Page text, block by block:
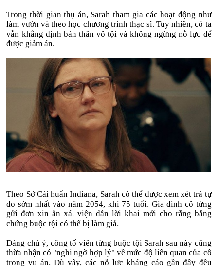
Trong thời gian thụ án, Sarah tham gia các hoạt động như
làm vườn và theo học chương trình thạc sĩ. Tuy nhiên, cô ta
vẫn khẳng định bản thân vô tội và không ngừng nỗ lực để
được giảm án.
Theo Sở Cải huấn Indiana, Sarah có thể được xem xét trả tự
do sớm nhất vào năm 2054, khi 75 tuổi. Gia đình cô từng
gửi đơn xin ân xá, viện dẫn lời khai mới cho rằng bằng
chứng buộc tội có thể bị làm giả.
Đáng chú ý, công tố viên từng buộc tội Sarah sau này cũng
thừa nhận có "nghi ngờ hợp lý" về mức độ liên quan của cô
trong vụ án. Dù vậy, các nỗ lực kháng cáo gần đây đều